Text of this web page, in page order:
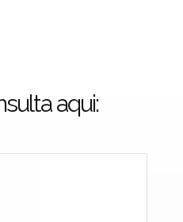
aqui: